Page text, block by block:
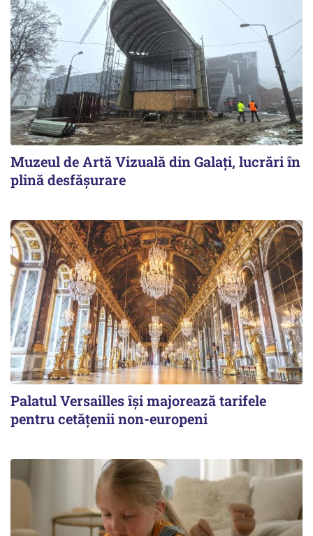
Muzeul de Artă Vizuală din Galați, lucrări în
plină desfășurare
Palatul Versailles își majorează tarifele
pentru cetățenii non-europeni